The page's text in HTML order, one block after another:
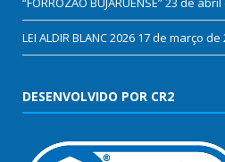
LEI ALDIR BLANC 2026 17 de março de
DESENVOLVIDO POR CR2